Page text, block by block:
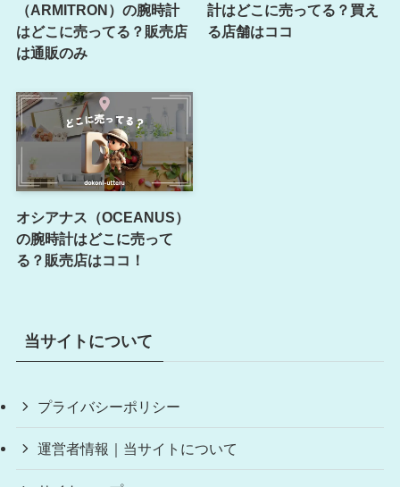
（ARMITRON）の腕時計
はどこに売ってる？販売店
は通販のみ
計はどこに売ってる？買え
る店舗はココ
オシアナス（OCEANUS）
の腕時計はどこに売って
る？販売店はココ！
当サイトについて
プライバシーポリシー
運営者情報｜当サイトについて